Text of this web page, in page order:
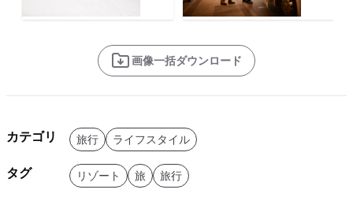
画像一括ダウンロード
カテゴリ 旅行 ライフスタイル
タグ リゾート 旅 旅行